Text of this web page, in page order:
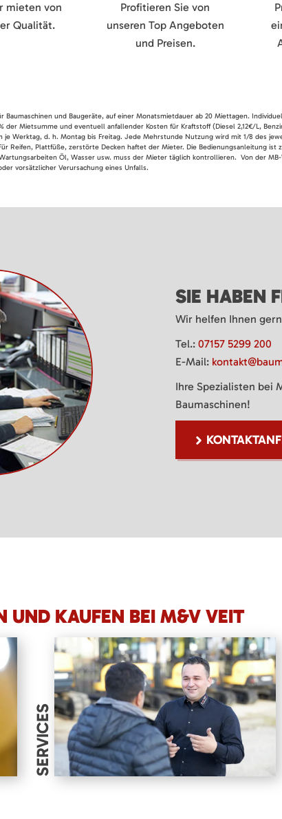
mieten von
Qualität.
Profitieren Sie von
unseren Top Angeboten
und Preisen.
Baumaschinen und Baugeräte, auf einer Monatsmietdauer ab 20 Miettagen.
Mietsumme und eventuell anfallender Kosten für Kraftstoff (Diesel 2,12€/L,
Werktag, d. h. Montag bis Freitag. Jede Mehrstunde Nutzung wird mit 1/8 des
Reifen, Plattfüße, zerstörte Decken haftet der Mieter. Die Bedienungsanleitung
Öl, Wasser usw. muss der Mieter täglich kontrollieren. Von der
vorsätzlicher Verursachung eines Unfalls.
SIE HABEN
Wir helfen Ihnen
Tel.: 07157 5299 200
E-Mail:
Ihre Spezialisten bei
Baumaschinen!
UND KAUFEN BEI M&V VEIT
SERVICES